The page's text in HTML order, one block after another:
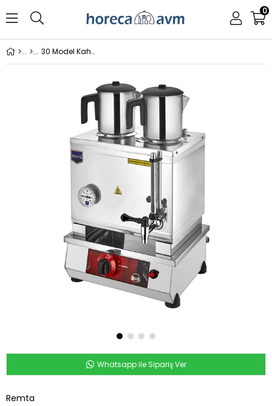
0
30 Model Kahv. Tak. CE Belgeli Çift Demlikli 23 Lt
Whatsapp ile Sipariş Ver
Remta